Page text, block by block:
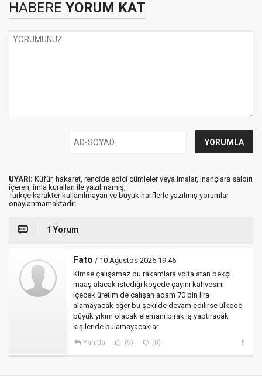
HABERE YORUM KAT
UYARI: Küfür, hakaret, rencide edici cümleler veya imalar, inançlara saldırı
içeren, imla kuralları ile yazılmamış,
Türkçe karakter kullanılmayan ve büyük harflerle yazılmış yorumlar
onaylanmamaktadır.
1 Yorum
Fato / 10 Ağustos 2026 19:46
Kimse çalışamaz bu rakamlara volta atan bekçi
maaş alacak istediği köşede çayını kahvesini
içecek üretim de çalışan adam 70 bin lira
alamayacak eğer bu şekilde devam edilirse ülkede
büyük yıkım olacak elemanı bırak iş yaptıracak
kişileride bulamayacaklar
Yanıtla (9) (0)